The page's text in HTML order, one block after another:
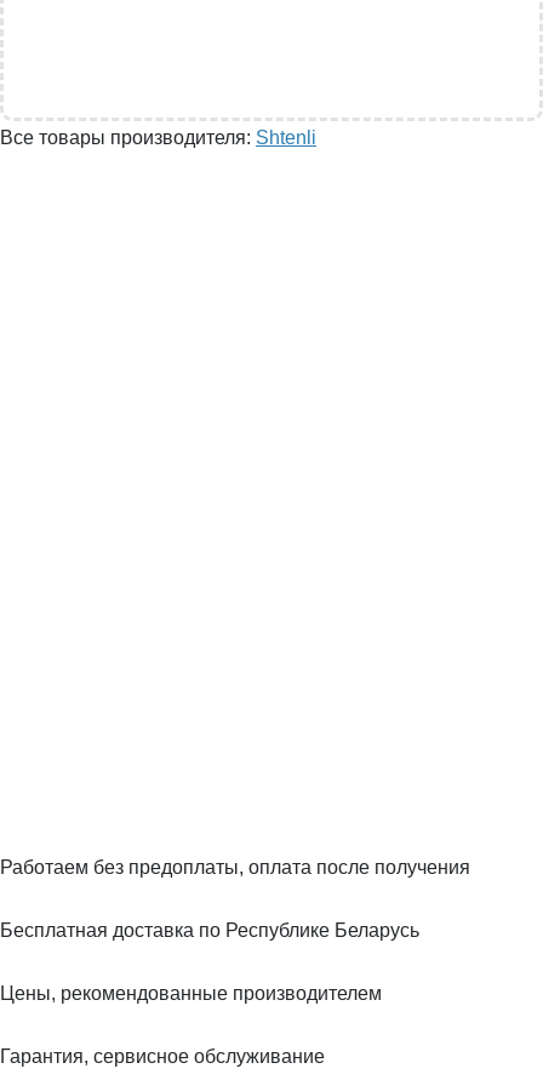
Все товары производителя: Shtenli
Работаем без предоплаты, оплата после получения
Бесплатная доставка по Республике Беларусь
Цены, рекомендованные производителем
Гарантия, сервисное обслуживание